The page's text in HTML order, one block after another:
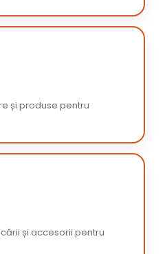
și produse pentru
și accesorii pentru